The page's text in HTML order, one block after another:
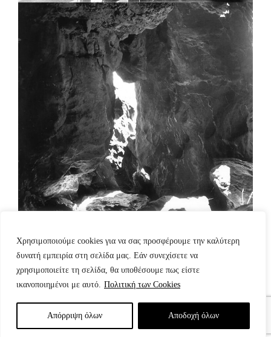
Χρησιμοποιούμε cookies για να σας προσφέρουμε την καλύτερη
δυνατή εμπειρία στη σελίδα μας. Εάν συνεχίσετε να
χρησιμοποιείτε τη σελίδα, θα υποθέσουμε πως είστε
ικανοποιημένοι με αυτό. Πολιτική των Cookies
Απόρριψη όλων Aποδοχή όλων
© Copyright: www.fotografes.gr - Δαμιανός Μωραΐτης